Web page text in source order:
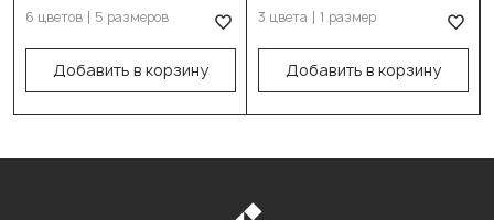
6 цветов 5 размеров
Добавить в корзину
130см/40см/50-80кг
150см/40см/60-100кг
3 цвета 1 размер
Добавить в корзину
65см/50см/75-80кг
В корзину